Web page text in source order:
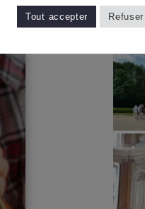
Tout accepter Refuser